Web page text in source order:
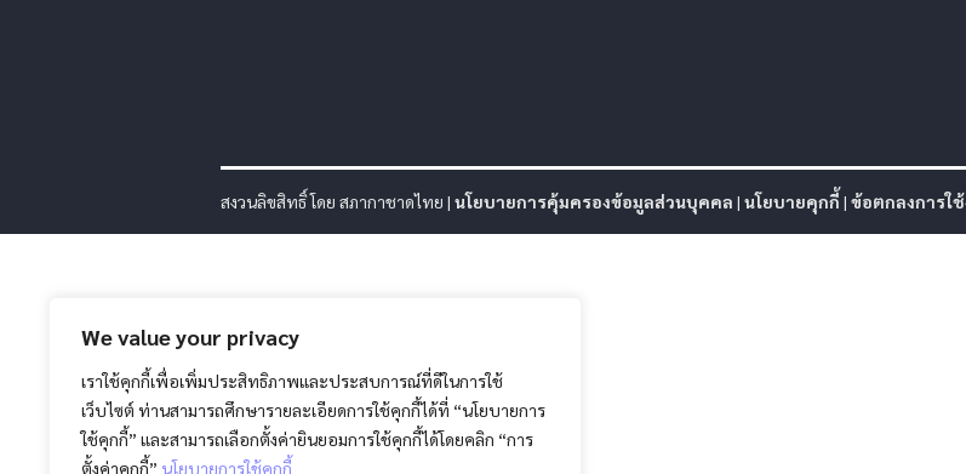
We value your privacy
เราใช้คุกกี้เพื่อเพิ่มประสิทธิภาพและประสบการณ์ที่ดีในการใช้
เว็บไซต์ ท่านสามารถศึกษารายละเอียดการใช้คุกกี้ได้ที่ “นโยบายการ
ใช้คุกกี้” และสามารถเลือกตั้งค่ายินยอมการใช้คุกกี้ได้โดยคลิก “การ
ตั้งค่าคุกกี้” นโยบายการใช้คุกกี้
สงวนลิขสิทธิ์ โดย สภากาชาดไทย | นโยบายการคุ้มครองข้อมูลส่วนบุคคล | นโยบายคุกกี้ | ข้อตกลงการใ